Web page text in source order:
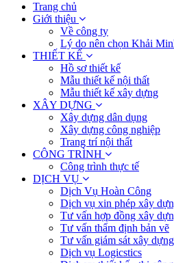
Trang chủ
Giới thiệu
Về công ty
Lý do nên chọn Khải
THIẾT KẾ
Hồ sơ thiết kế
Mẫu thiết kế nội thất
Mẫu thiết kế xây dựng
XÂY DỰNG
Xây dựng dân dụng
Xây dựng công nghiệp
Trang trí nội thất
CÔNG TRÌNH
Công trình thực tế
DỊCH VỤ
Dịch Vụ Hoàn Công
Dịch vụ xin phép xây
Tư vấn hợp đồng xây
Tư vấn thẩm định bản vẽ
Tư vấn giám sát xây dựng
Dịch vụ Logicstics